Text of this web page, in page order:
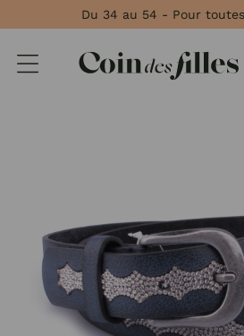
Du 34 au 54 - Pour
Panneau de gestion des cookies